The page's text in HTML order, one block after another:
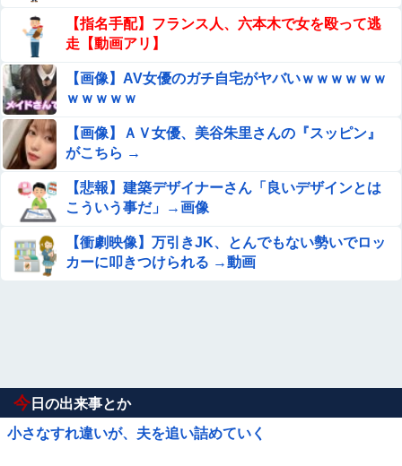
【指名手配】フランス人、六本木で女を殴って逃
走【動画アリ】
【画像】AV女優のガチ自宅がヤバいｗｗｗｗｗｗ
ｗｗｗｗｗ
【画像】ＡＶ女優、美谷朱里さんの『スッピン』
がこちら →
【悲報】建築デザイナーさん「良いデザインとは
こういう事だ」→画像
【衝劇映像】万引きJK、とんでもない勢いでロッ
カーに叩きつけられる →動画
今 日の出来事とか
小さなすれ違いが、夫を追い詰めていく